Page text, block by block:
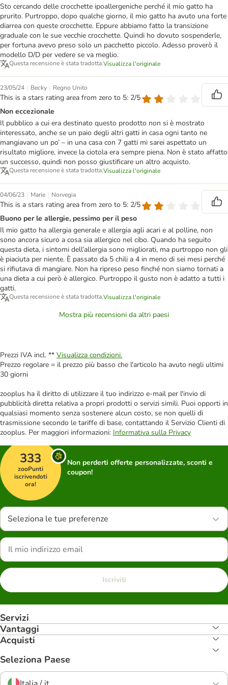
Sto cercando delle crocchette ipoallergeniche perché il mio gatto ha
prurito. Purtroppo, dopo qualche giorno, il mio gatto ha avuto una forte
diarrea con queste crocchette. Eppure abbiamo fatto la transizione
graduale con le sue vecchie crocchette. Quindi ho dovuto sospenderle,
per fortuna avevo preso solo un pacchetto piccolo. Adesso proverò il
modello D/D per vedere se va meglio.
Questa recensione è stata tradotta.Visualizza l'originale
23/05/24 | Becky | Regno Unito
This is a stars rating area from zero to 5: 2/5
Non eccezionale
Il pubblico a cui era destinato questo prodotto non si è mostrato
interessato, anche se un paio degli altri gatti in casa ogni tanto ne
mangiavano un po’ – in una casa con 7 gatti mi sarei aspettato un
risultato migliore, invece la ciotola era sempre piena. Non è stato affatto
un successo, quindi non posso giustificare un altro acquisto.
Questa recensione è stata tradotta.Visualizza l'originale
04/06/23 | Marie | Norvegia
This is a stars rating area from zero to 5: 2/5
Buono per le allergie, pessimo per il peso
Il mio gatto ha allergia generale e allergia agli acari e al polline, non
sono ancora sicuro a cosa sia allergico nel cibo. Quando ha seguito
questa dieta, i sintomi dell’allergia sono migliorati, ma purtroppo non gli
è piaciuta per niente. È passato da 5 chili a 4 in meno di sei mesi perché
si rifiutava di mangiare. Non ha ripreso peso finché non siamo tornati a
una dieta a cui però è allergico. Purtroppo il gusto non è adatto a tutti i
gatti.
Questa recensione è stata tradotta.Visualizza l'originale
Mostra più recensioni da altri paesi
Prezzi IVA incl. ** Visualizza condizioni.
Prezzo regolare = il prezzo più basso che l'articolo ha avuto negli ultimi
30 giorni
zooplus ha il diritto di utilizzare il tuo indirizzo e-mail per l'invio di
pubblicità diretta relativa a propri prodotti o servizi simili. Puoi opporti in
qualsiasi momento senza sostenere alcun costo, se non quelli di
trasmissione secondo le tariffe di base, contattando il Servizio Clienti di
zooplus. Per maggiori informazioni: Informativa sulla Privacy
333
zooPunti
iscrivendoti
ora!
Non perderti offerte personalizzate, sconti e
coupon!
Seleziona le tue preferenze
Iscriviti
Servizi
Vantaggi
Acquisti
Seleziona Paese